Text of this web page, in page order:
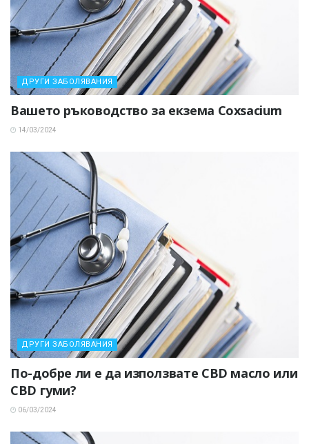
ДРУГИ ЗАБОЛЯВАНИЯ
Вашето ръководство за екзема Coxsacium
14/03/2024
ДРУГИ ЗАБОЛЯВАНИЯ
По-добре ли е да използвате CBD масло или
CBD гуми?
06/03/2024